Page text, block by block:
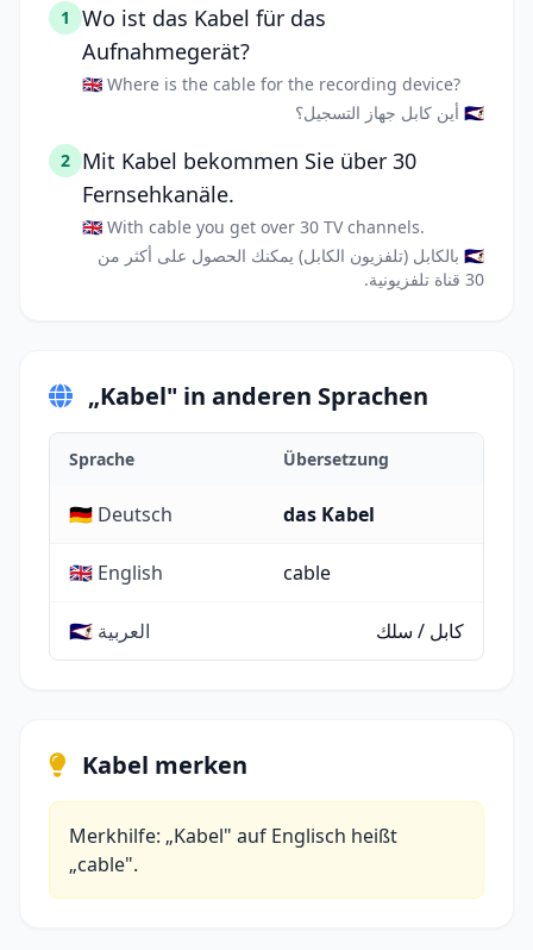
1
Wo ist das Kabel für das
Aufnahmegerät?
🇬🇧 Where is the cable for the recording device?
🇸🇦 أين كابل جهاز التسجيل؟
2 Mit Kabel bekommen Sie über 30
Fernsehkanäle.
🇬🇧 With cable you get over 30 TV channels.
🇸🇦 بالكابل (تلفزيون الكابل) يمكنك الحصول على أكثر من
30 قناة تلفزيونية.
„Kabel" in anderen Sprachen
Sprache Übersetzung
🇩🇪 Deutsch das Kabel
🇬🇧 English cable
🇸🇦 العربية كابل / سلك
Kabel merken
Merkhilfe: „Kabel" auf Englisch heißt
„cable".